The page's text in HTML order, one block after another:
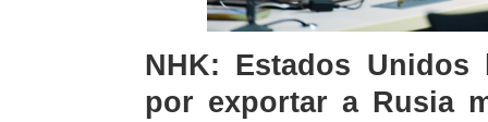
NHK: Estados
por exportar a Rusia